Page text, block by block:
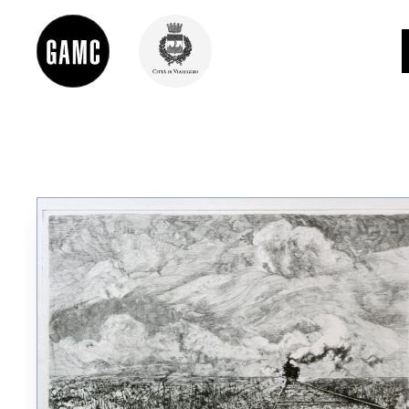
DIDATTICA
SHOP
LE COLLEZIONI
GLI AUTORI
LORENZO VIANI
MOSTRE
EVENTI
PALAZZO DELLE MUSE